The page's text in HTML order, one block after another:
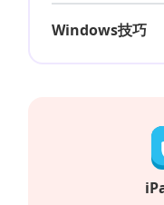
Windows技巧